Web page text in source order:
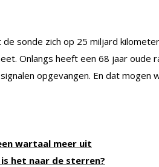
sonde zich op 25 miljard
Onlangs heeft een 68 jaar oude
opgevangen. En dat mogen
wartaal meer uit
het naar de sterren?